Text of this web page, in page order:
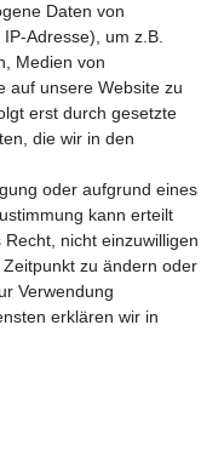
handelt es sich um ein Pflichtfeld.
Impressum
Kontakt
Daten von
Adresse), um z.B.
Medien von
auf unsere Website zu
erst durch gesetzte
die wir in den
oder aufgrund eines
kann erteilt
nicht einzuwilligen
zu ändern oder
Verwendung
erklären wir in
Rechte vorbehalten. |
Handwerk und